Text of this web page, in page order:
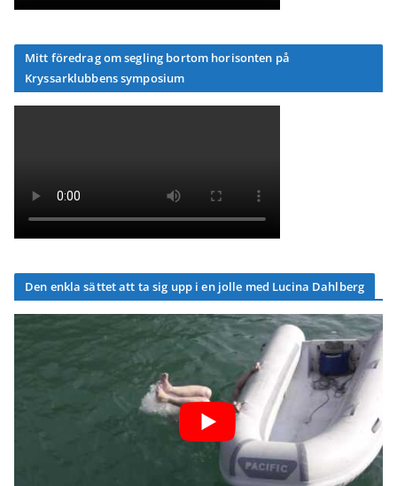
Mitt föredrag om segling bortom horisonten på
Kryssarklubbens symposium
Den enkla sättet att ta sig upp i en jolle med Lucina Dahlberg